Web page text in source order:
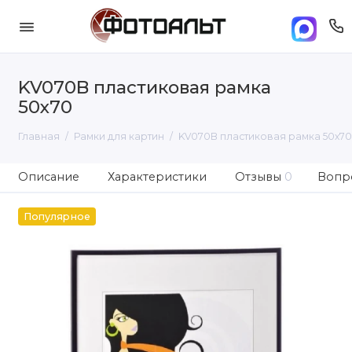
KV070B пластиковая рамка
50х70
Главная Рамки для картин KV070B пластиковая рамка 50х70
Описание Характеристики Отзывы 0
Популярное